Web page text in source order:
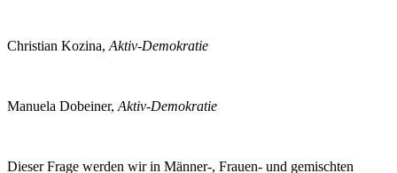
Christian Kozina, Aktiv-Demokratie
Manuela Dobeiner, Aktiv-Demokratie
Dieser Frage werden wir in Männer-, Frauen- und gemischten